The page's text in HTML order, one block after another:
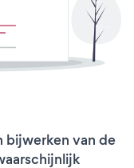
bijwerken van de